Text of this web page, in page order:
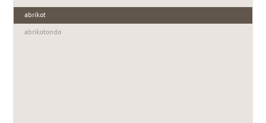
abrikot
abrikotondo